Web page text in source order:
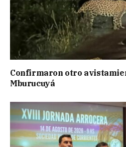
Confirmaron otro
Mburucuyá